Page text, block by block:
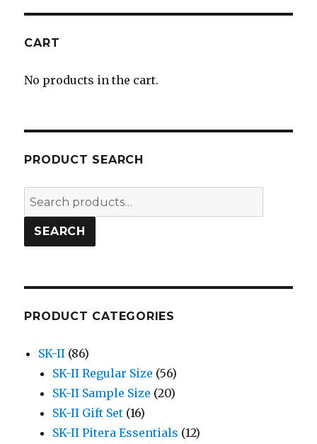
CART
No products in the cart.
PRODUCT SEARCH
Search
for:
SEARCH
PRODUCT CATEGORIES
SK-II (86)
SK-II Regular Size (56)
SK-II Sample Size (20)
SK-II Gift Set (16)
SK-II Pitera Essentials (12)